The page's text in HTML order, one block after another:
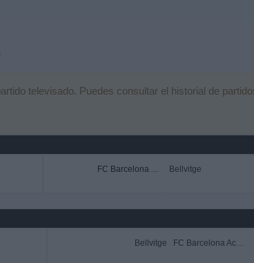
televisado. Puedes consultar el historial de
FC Barcelona Academy Bellvitge
Bellvitge FC Barcelona Academy